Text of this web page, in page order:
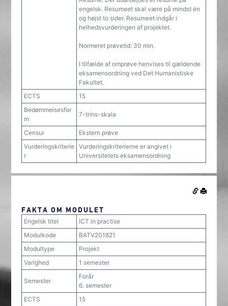
engelsk. Resumeet skal være på mindst én
og højst to sider. Resumeet indgår i
helhedsvurderingen af projektet.
Normeret prøvetid: 30 min.
I tilfælde af omprøve henvises til gældende
eksamensordning ved Det Humanistiske
Fakultet.
ECTS
15
Bedømmelsesfor
m
7-trins-skala
Censur
Ekstern prøve
Vurderingskriterie
r
Vurderingskriterierne er angivet i
Universitetets eksamensordning
FAKTA OM MODULET
Engelsk titel
ICT in practise
Modulkode
BATV201821
Modultype
Projekt
Varighed
1 semester
Semester
Forår
6. semester
ECTS
15